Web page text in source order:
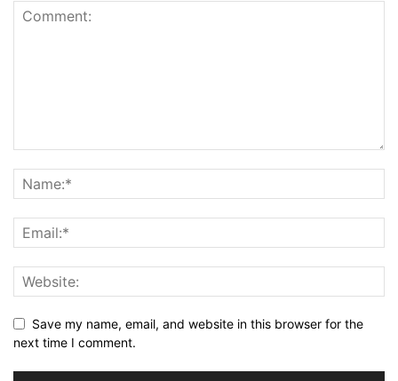
Save my name, email, and website in this browser for the
next time I comment.